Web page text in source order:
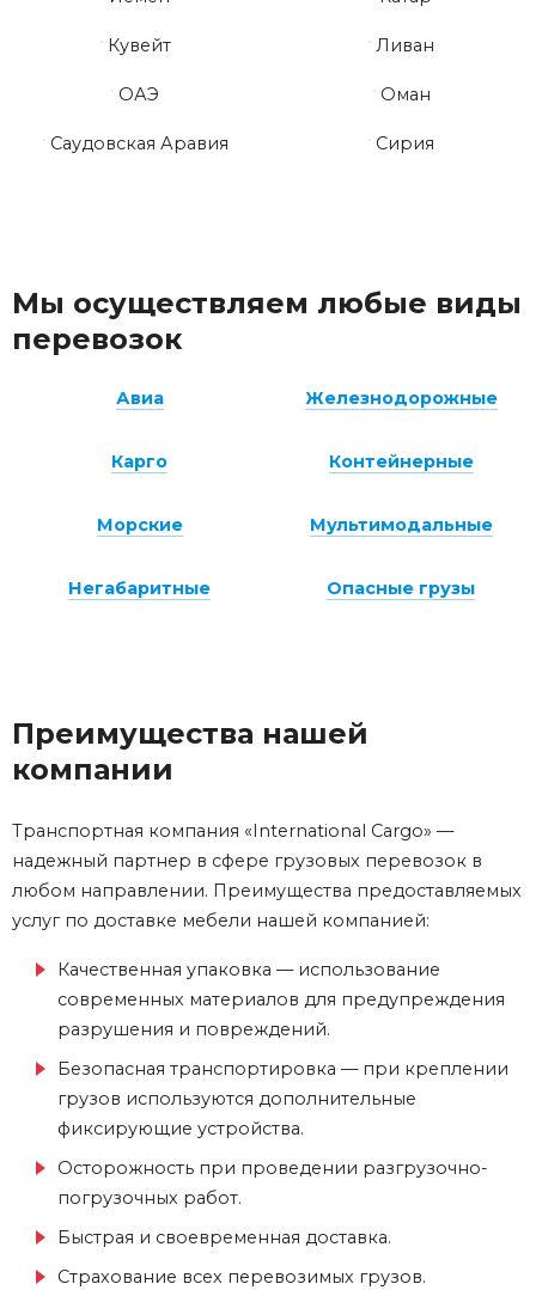
Кувейт Ливан
ОАЭ Оман
Саудовская Аравия Сирия
Преимущества нашей
компании
Транспортная компания «International Cargo» —
надежный партнер в сфере грузовых перевозок в
любом направлении. Преимущества предоставляемых
услуг по доставке мебели нашей компанией:
Качественная упаковка — использование
современных материалов для предупреждения
разрушения и повреждений.
Безопасная транспортировка — при креплении
грузов используются дополнительные
фиксирующие устройства.
Осторожность при проведении разгрузочно-
погрузочных работ.
Быстрая и своевременная доставка.
Страхование всех перевозимых грузов.
Мы осуществляем любые виды
перевозок
Авиа Железнодорожные
Карго Контейнерные
Морские Мультимодальные
Негабаритные Опасные грузы